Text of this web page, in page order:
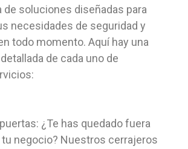
de soluciones diseñadas para
necesidades de seguridad y
todo momento. Aquí hay una
de cada uno de
¿Te has quedado fuera
tu negocio? Nuestros cerrajeros